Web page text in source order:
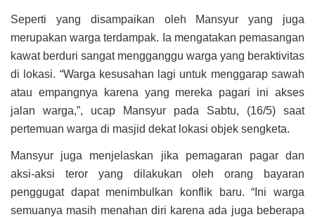
Seperti yang disampaikan oleh Mansyur yang juga
merupakan warga terdampak. Ia mengatakan pemasangan
kawat berduri sangat mengganggu warga yang beraktivitas
di lokasi. “Warga kesusahan lagi untuk menggarap sawah
atau empangnya karena yang mereka pagari ini akses
jalan warga,”, ucap Mansyur pada Sabtu, (16/5) saat
pertemuan warga di masjid dekat lokasi objek sengketa.
Mansyur juga menjelaskan jika pemagaran pagar dan
aksi-aksi teror yang dilakukan oleh orang bayaran
penggugat dapat menimbulkan konflik baru. “Ini warga
semuanya masih menahan diri karena ada juga beberapa